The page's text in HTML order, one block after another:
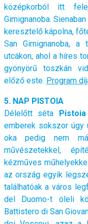
középkorból itt
Gimignanoba.
keresztelő kápolna,
San Gimignanoba, a
utcákon, ahol a híres
gyönyörű toszkán
előző este. Program
5. NAP PISTOIA
Délelőtt séta Pistoia
emberek sokszor úgy
oka pedig nem
művészetekkel,
kézműves
az ország egyik
találhatóak a város
del Duomo-t öleli
Battistero di San